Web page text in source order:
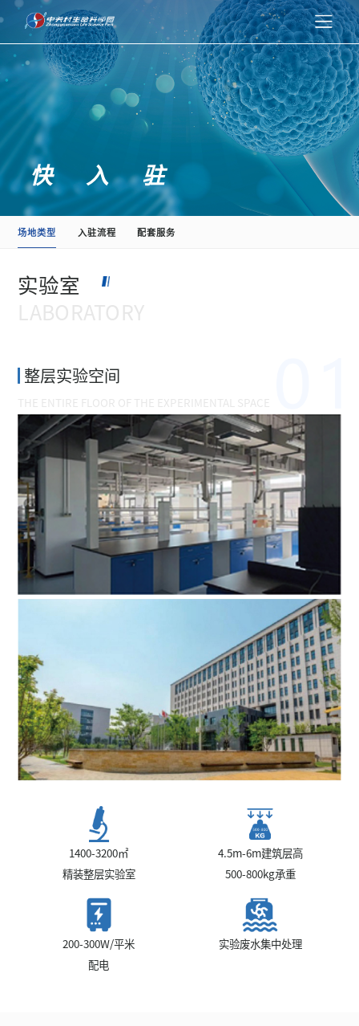
新起点
生命园
产业汇
党建
快入驻
聚英才
联系窗
EN
快入驻
场地类型 入驻流程 配套服务
实验室
LABORATORY
整层实验空间
THE ENTIRE FLOOR OF THE EXPERIMENTAL SPACE
1400-3200㎡
精装整层实验室
4.5m-6m建筑层高
500-800kg承重
200-300W/平米
配电
实验废水集中处理